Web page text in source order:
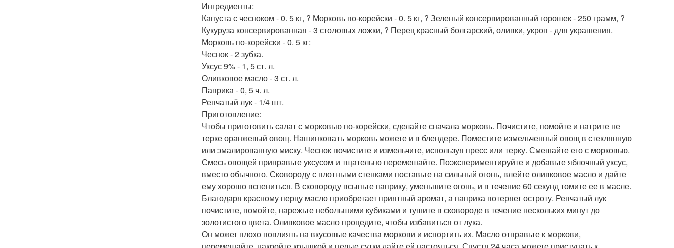
Ингредиенты:
Капуста с чесноком - 0. 5 кг, ? Морковь по-корейски - 0. 5 кг, ? Зеленый консервированный горошек - 250 грамм, ?
Кукуруза консервированная - 3 столовых ложки, ? Перец красный болгарский, оливки, укроп - для украшения.
Морковь по-корейски - 0. 5 кг:
Чеснок - 2 зубка.
Уксус 9% - 1, 5 ст. л.
Оливковое масло - 3 ст. л.
Паприка - 0, 5 ч. л.
Репчатый лук - 1/4 шт.
Приготовление:
Чтобы приготовить салат с морковью по-корейски, сделайте сначала морковь. Почистите, помойте и натрите не
терке оранжевый овощ. Нашинковать морковь можете и в блендере. Поместите измельченный овощ в стеклянную
или эмалированную миску. Чеснок почистите и измельчите, используя пресс или терку. Смешайте его с морковью.
Смесь овощей приправьте уксусом и тщательно перемешайте. Поэкспериментируйте и добавьте яблочный уксус,
вместо обычного. Сковороду с плотными стенками поставьте на сильный огонь, влейте оливковое масло и дайте
ему хорошо вспениться. В сковороду всыпьте паприку, уменьшите огонь, и в течение 60 секунд томите ее в масле.
Благодаря красному перцу масло приобретает приятный аромат, а паприка потеряет остроту. Репчатый лук
почистите, помойте, нарежьте небольшими кубиками и тушите в сковороде в течение нескольких минут до
золотистого цвета. Оливковое масло процедите, чтобы избавиться от лука.
Он может плохо повлиять на вкусовые качества моркови и испортить их. Масло отправьте к моркови,